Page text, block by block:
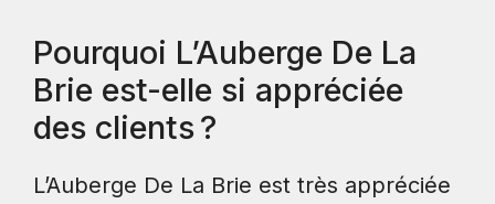
Pourquoi L’Auberge De La
Brie est-elle si appréciée
des clients ?
L’Auberge De La Brie est très appréciée